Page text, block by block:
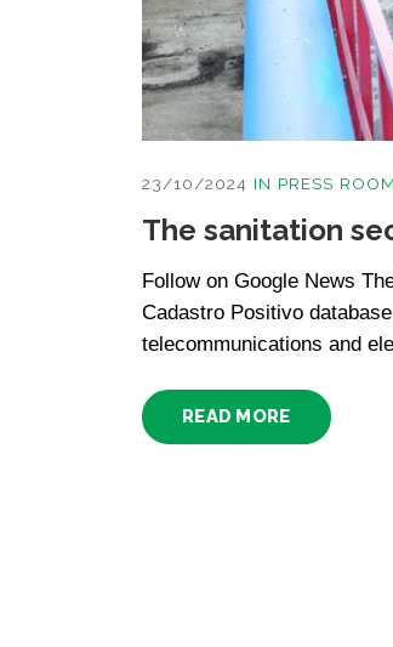
23/10/2024 IN PRESS ROOM
The sanitation
Follow on Google News
Cadastro Positivo
telecommunications and
READ MORE